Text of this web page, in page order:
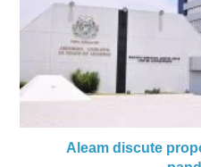
Aleam discute